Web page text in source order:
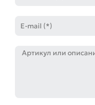
mail
Артикул